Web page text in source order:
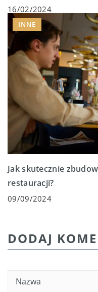
16/02/2024
INNE
Jak skutecznie
restauracji?
09/09/2024
DODAJ